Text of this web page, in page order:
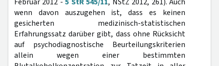
wenn davon auszugehen ist, dass es keinen
gesicherten medizinisch-statistischen
Erfahrungssatz darüber gibt, dass ohne Rücksicht
auf psychodiagnostische Beurteilungskriterien
allein wegen einer bestimmten